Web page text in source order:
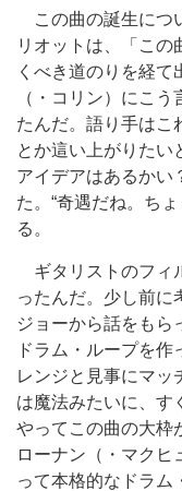
この曲の誕生につ
リオットは、「この
くべき道のりを経
（・コリン）にこ
たんだ。語り手はこ
とか這い上がりたい
アイデアはあるかい
た。“奇遇だね。ち
る。
ギタリストのフィ
ったんだ。少し前に
ジョーから話をもら
ドラム・ループを
レンジと見事にマッ
は魔法みたいに、す
やってこの曲の大枠
ローナン（・マクヒ
って本格的なドラム